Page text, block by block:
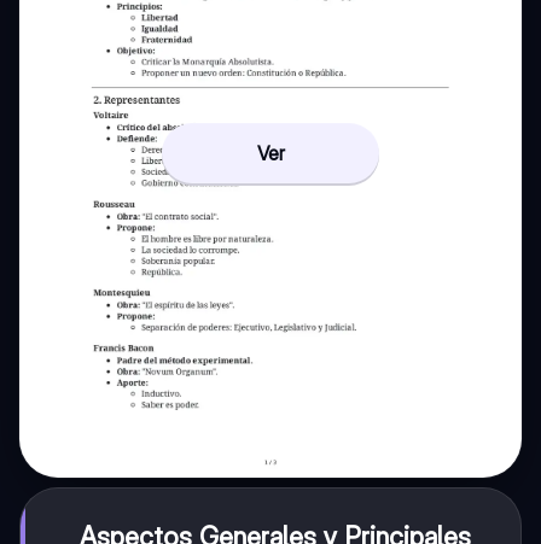
Ver
Aspectos Generales y Principales